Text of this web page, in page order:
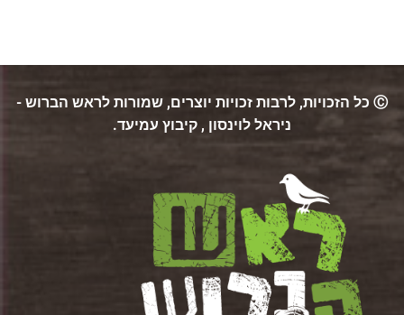
Ⓒ כל הזכויות, לרבות זכויות יוצרים, שמורות לראש הברוש -
ניראל לוינסון , קיבוץ עמיעד.